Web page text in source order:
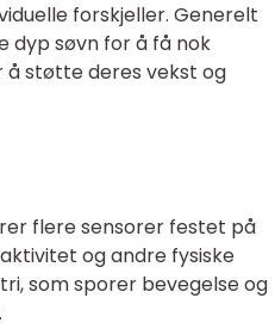
forskjeller. Generelt
dyp søvn for å få nok
å støtte deres vekst og
flere sensorer festet på
og andre fysiske
som sporer bevegelse og